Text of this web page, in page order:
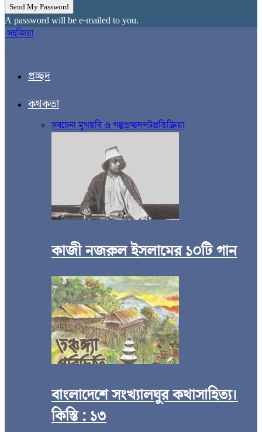
A password will be e-mailed to you.
সহজিয়া
প্রচ্ছদ
কথকতা
সবচেনা মুখছবি ও গল্পপ্রচ্ছদপটপ্রতিক্রিয়া
কাজী নজরুল ইসলামের ১০টি গান
বাংলাদেশে সংখ্যালঘুর কথাসাহিত্য।
কিস্তি : ১৩